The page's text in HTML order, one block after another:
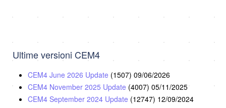
Ultime versioni CEM4
CEM4 June 2026 Update (1507) 09/06/2026
CEM4 November 2025 Update (4007) 05/11/2025
CEM4 September 2024 Update (12747) 12/09/2024